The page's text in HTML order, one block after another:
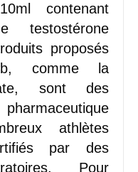
contenant
proposés
comme la
sont des
athlètes
par des
Pour